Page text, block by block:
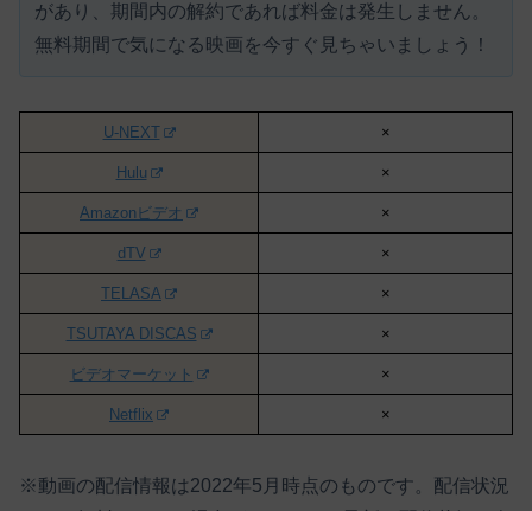
があり、期間内の解約であれば料金は発生しません。
無料期間で気になる映画を今すぐ見ちゃいましょう！
U-NEXT ×
Hulu ×
Amazonビデオ ×
dTV ×
TELASA ×
TSUTAYA DISCAS ×
ビデオマーケット ×
Netflix ×
※動画の配信情報は2022年5月時点のものです。配信状況